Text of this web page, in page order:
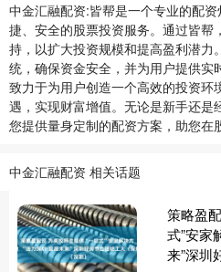
中金汇融配资:皆帮是一个专业的配
捷、安全的股票投资服务。通过皆帮
持，以扩大投资规模和提高盈利潜力
统，确保资金安全，并为用户提供实
致力于为用户创造一个高效的投资环
遇，实现财富增值。无论是新手还是
您提供量身定制的配资方案，助您在
中金汇融配资 相关话题
策略盈
式”安家
来”深圳